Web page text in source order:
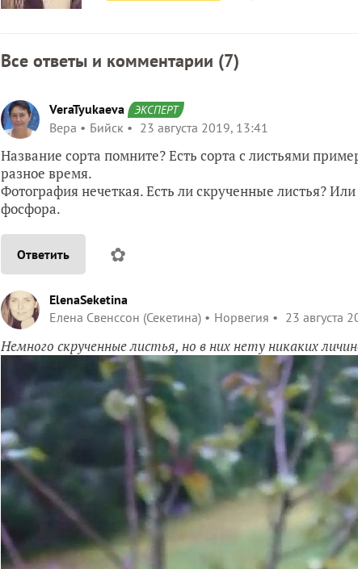
Все ответы и комментарии (7)
VeraTyukaeva ЭКСПЕРТ
Вера Бийск 23 августа 2019, 13:41
Название сорта помните? Есть сорта с листьями
разное время.
Фотография нечеткая. Есть ли скрученные листья?
фосфора.
Ответить ✿
ElenaSeketina
Елена Свенссон (Секетина)
Норвегия 23 августа
Немного скрученные листья, но в них нету никаких